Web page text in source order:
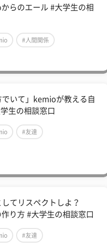
らのエール #大学生の相
#人間関係
でいて」kemioが教える自
生の相談窓口
#友達
てリスペクトしよ？
り方 #大学生の相談窓口
#友達